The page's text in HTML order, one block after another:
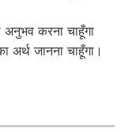
करना चाहूँगा
जानना चाहूँगा।